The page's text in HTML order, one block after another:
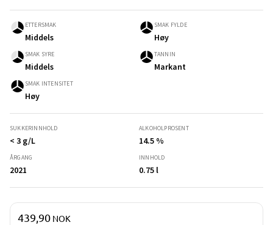
ETTERSMAK
Middels
SMAK FYLDE
Høy
SMAK SYRE
Middels
TANNIN
Markant
SMAK INTENSITET
Høy
SUKKERINNHOLD
< 3 g/L
ALKOHOLPROSENT
14.5 %
ÅRGANG
2021
INNHOLD
0.75 l
Pris og mengde
439,90 NOK